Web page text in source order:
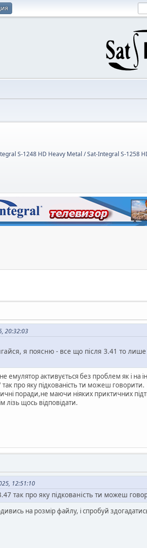
S-1248 HD Heavy Metal / Sat-Integral S-1258
20:32:03
я поясню - все що після 3.41 то
активується без проблем як і на
про яку підкованість ти можеш говорити.
поради,не маючи ніяких приктичних
щось відповідати.
12:51:10
так про яку підкованість ти можеш
на розмір файлу, і спробуй